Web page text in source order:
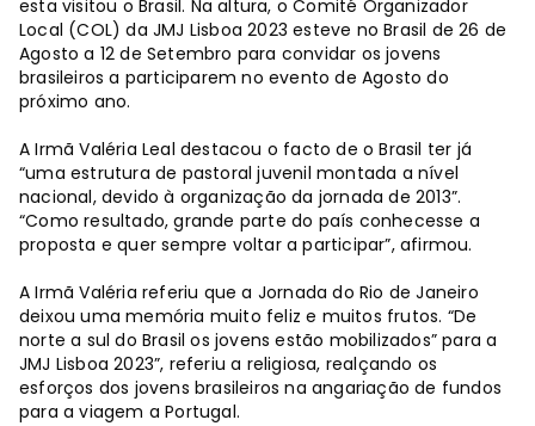
esta visitou o Brasil. Na altura, o Comité Organizador
Local (COL) da JMJ Lisboa 2023 esteve no Brasil de 26 de
Agosto a 12 de Setembro para convidar os jovens
brasileiros a participarem no evento de Agosto do
próximo ano.
A Irmã Valéria Leal destacou o facto de o Brasil ter já
“uma estrutura de pastoral juvenil montada a nível
nacional, devido à organização da jornada de 2013”.
“Como resultado, grande parte do país conhecesse a
proposta e quer sempre voltar a participar”, afirmou.
A Irmã Valéria referiu que a Jornada do Rio de Janeiro
deixou uma memória muito feliz e muitos frutos. “De
norte a sul do Brasil os jovens estão mobilizados” para a
JMJ Lisboa 2023”, referiu a religiosa, realçando os
esforços dos jovens brasileiros na angariação de fundos
para a viagem a Portugal.